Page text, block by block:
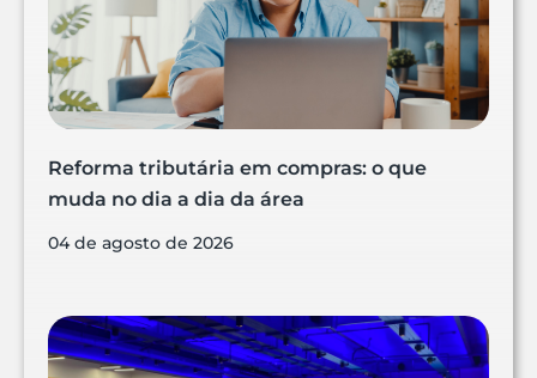
Reforma tributária em compras: o que
muda no dia a dia da área
04 de agosto de 2026